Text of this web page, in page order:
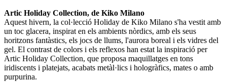
Artic Holiday Collection, de Kiko Milano
Aquest hivern, la col·lecció Holiday de Kiko Milano s'ha vestit amb
un toc glacera, inspirat en els ambients nòrdics, amb els seus
horitzons fantàstics, els jocs de llums, l'aurora boreal i els vidres del
gel. El contrast de colors i els reflexos han estat la inspiració per
Artic Holiday Collection, que proposa maquillatges en tons
iridiscents i platejats, acabats metàl·lics i hologràfics, mates o amb
purpurina.